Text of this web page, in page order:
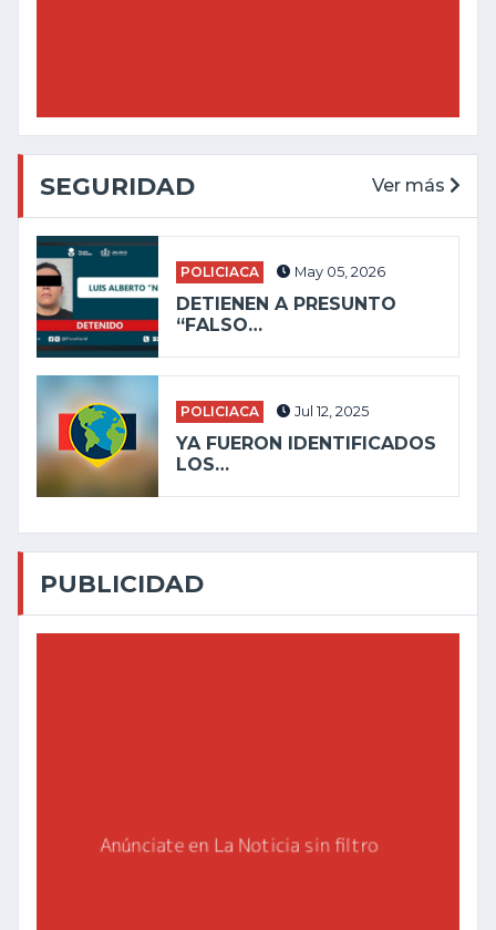
SEGURIDAD Ver más
POLICIACA May 05, 2026
DETIENEN A PRESUNTO
“FALSO…
POLICIACA Jul 12, 2025
YA FUERON IDENTIFICADOS
LOS…
PUBLICIDAD